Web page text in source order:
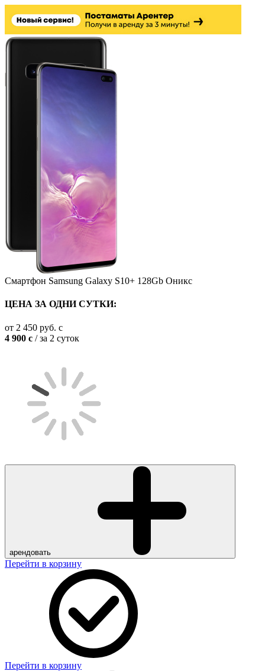
Смартфон Samsung Galaxy S10+ 128Gb Оникс
ЦЕНА ЗА ОДНИ СУТКИ:
от 2 450 руб. c
4 900 c / за 2 суток
арендовать
Перейти в корзину
Перейти в корзину